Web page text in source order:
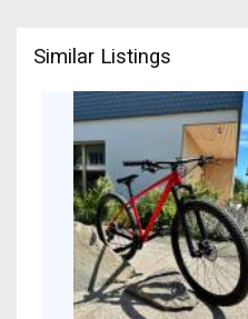
Similar Listings